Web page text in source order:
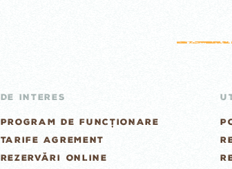
DE INTERES
PROGRAM DE FUNCȚIONARE
TARIFE AGREMENT
REZERVĂRI ONLINE